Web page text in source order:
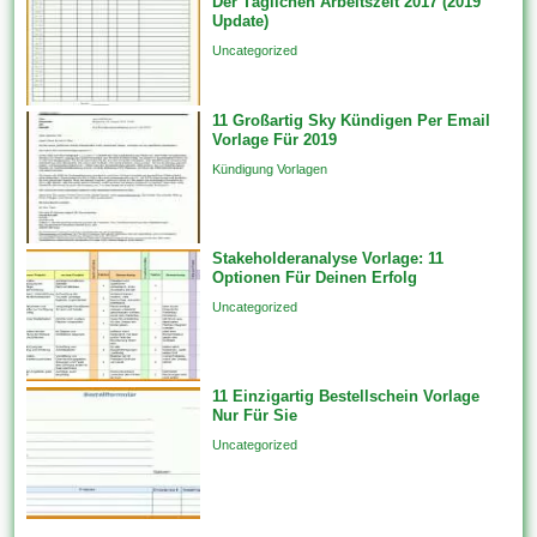
erstellen Features unfein einer
einzigen Datenquelle auf...
Update)
Uncategorized
11 Großartig Sky Kündigen Per Email
Vorlage Für 2019
Kündigung Vorlagen
Stakeholderanalyse Vorlage: 11
Optionen Für Deinen Erfolg
Uncategorized
11 Einzigartig Bestellschein Vorlage
Nur Für Sie
Uncategorized